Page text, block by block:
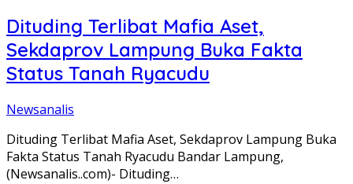
Dituding Terlibat Mafia Aset,
Sekdaprov Lampung Buka Fakta
Status Tanah Ryacudu
Newsanalis
Dituding Terlibat Mafia Aset, Sekdaprov Lampung Buka
Fakta Status Tanah Ryacudu Bandar Lampung,
(Newsanalis..com)- Dituding…